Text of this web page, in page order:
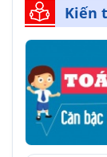
Kiến